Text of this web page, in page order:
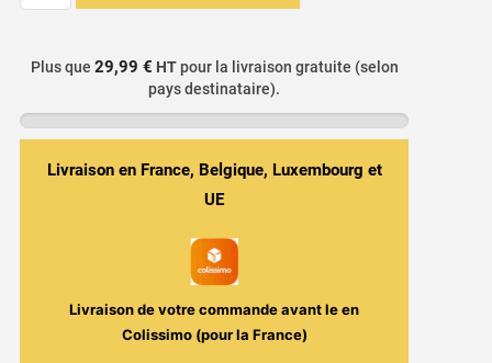
Alucard
Ultimate
Plus que 29,99 € HTpour la livraison gratuite (selon
pays destinataire).
Livraison en France, Belgique, Luxembourg et
UE
Livraison de votre commande avant leen
Colissimo (pour la France)